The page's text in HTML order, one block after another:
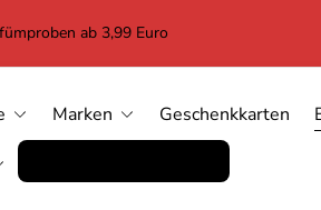
ab 3,99 Euro
Marken Geschenkkarten